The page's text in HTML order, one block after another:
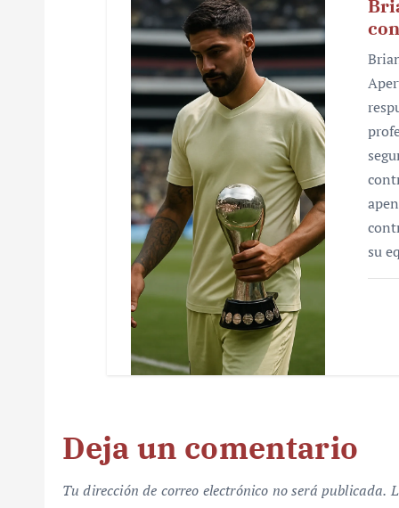
su
Deja un comentario
Tu dirección de correo electrónico no será publicada.